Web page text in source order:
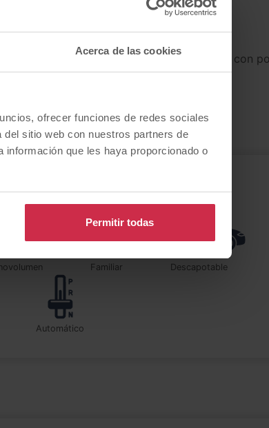
Acerca de las cookies
ofrecer funciones de redes sociales
sitio web con nuestros partners de
que les haya proporcionado o
Permitir todas
insuperable?
y descubre CUPRA a precios imbatibles con
familiar descapotable
automático